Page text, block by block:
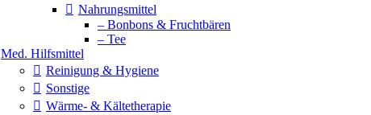
Nahrungsmittel
– Bonbons & Fruchtbären
– Tee
Med. Hilfsmittel
Reinigung & Hygiene
Sonstige
Wärme- & Kältetherapie